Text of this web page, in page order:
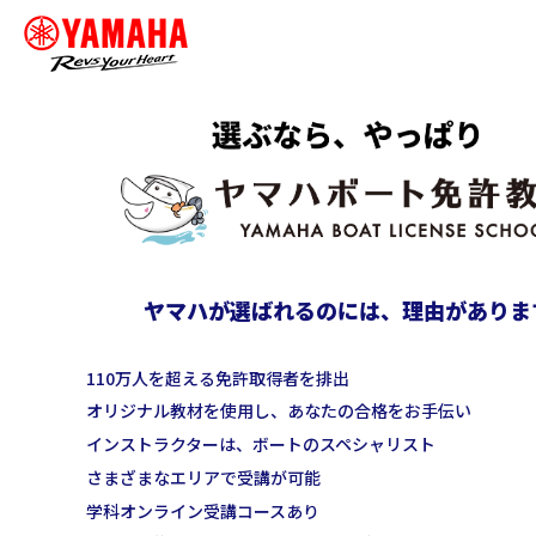
ヤマハが選ばれるのには、理由があり
110万人を超える免許取得者を排出
オリジナル教材を使用し、あなたの合格をお手伝い
インストラクターは、ボートのスペシャリスト
さまざまなエリアで受講が可能
学科オンライン受講コースあり